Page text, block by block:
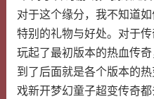
对于这个缘分，我不知道
特别的礼物与好处。对于
玩起了最初版本的热血传奇
到了后面就是各个版本的
戏新开梦幻童子超变传奇